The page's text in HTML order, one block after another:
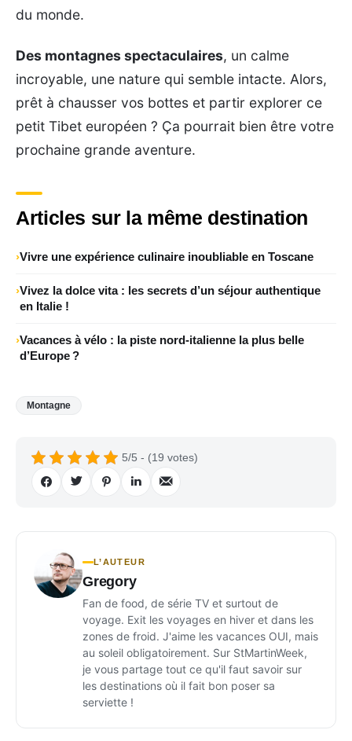
du monde.
Des montagnes spectaculaires, un calme
incroyable, une nature qui semble intacte. Alors,
prêt à chausser vos bottes et partir explorer ce
petit Tibet européen ? Ça pourrait bien être votre
prochaine grande aventure.
Articles sur la même destination
Vivre une expérience culinaire inoubliable en Toscane
Vivez la dolce vita : les secrets d’un séjour authentique
en Italie !
Vacances à vélo : la piste nord‑italienne la plus belle
d’Europe ?
Montagne
5/5 - (19 votes)
L’AUTEUR
Gregory
Fan de food, de série TV et surtout de
voyage. Exit les voyages en hiver et dans les
zones de froid. J'aime les vacances OUI, mais
au soleil obligatoirement. Sur StMartinWeek,
je vous partage tout ce qu'il faut savoir sur
les destinations où il fait bon poser sa
serviette !